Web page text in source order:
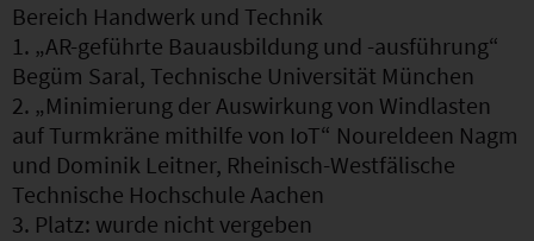
Bereich Handwerk und Technik
1. „AR-geführte Bauausbildung und -ausführung“
Begüm Saral, Technische Universität München
2. „Minimierung der Auswirkung von Windlasten
auf Turmkräne mithilfe von IoT“ Noureldeen Nagm
und Dominik Leitner, Rheinisch-Westfälische
Technische Hochschule Aachen
3. Platz: wurde nicht vergeben